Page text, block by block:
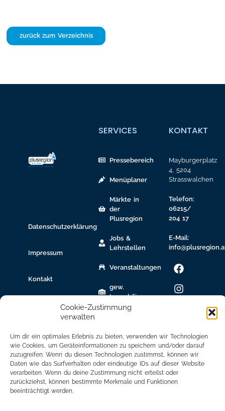
Cookie-Zustimmung
verwalten
Um dir ein optimales Erlebnis zu bieten, verwenden wir Technologien
wie Cookies, um Geräteinformationen zu speichern und/oder darauf
zuzugreifen. Wenn du diesen Technologien zustimmst, können wir
Daten wie das Surfverhalten oder eindeutige IDs auf dieser Website
verarbeiten. Wenn du deine Zustimmung nicht erteilst oder
zurückziehst, können bestimmte Merkmale und Funktionen
beeinträchtigt werden.
zurück zum Verzeichnis
Datenschutzerklärung
Impressum
Kontakt
SERVICES
Pressebereich
Menüplaner
Märkte in
der
Plusregion
Jobs &
Lehrstellen
Veranstaltungen
gew.
Immobilien
Newsletter
Anmeldung
Mitglied
werden
KONTAKT
Mayburgerplatz
4, 5204
Strasswalchen
Telefon:
06215/
204 17
E-Mail: